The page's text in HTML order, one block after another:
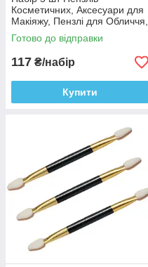
Косметичних, Аксесуари для
Макіяжу, Пензлі для Обличчя,
для тіней
Готово до відправки
117 ₴/набір
Купити